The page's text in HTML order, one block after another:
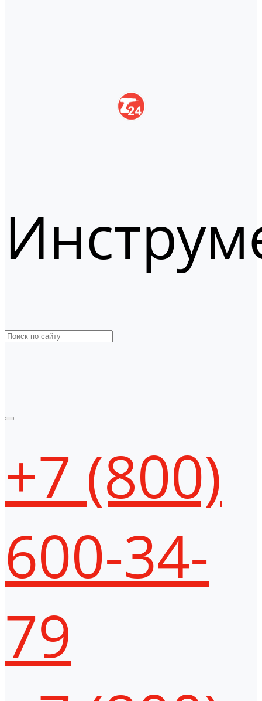
+7 (800)
600-34-
79